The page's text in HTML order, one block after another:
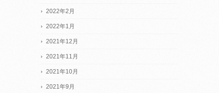
2022年2月
2022年1月
2021年12月
2021年11月
2021年10月
2021年9月